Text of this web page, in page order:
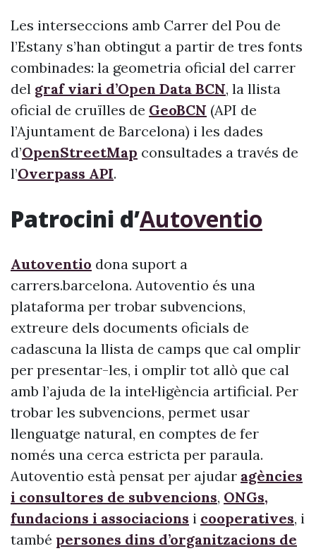
Les interseccions amb Carrer del Pou de
l’Estany s’han obtingut a partir de tres fonts
combinades: la geometria oficial del carrer
del graf viari d’Open Data BCN, la llista
oficial de cruïlles de GeoBCN (API de
l’Ajuntament de Barcelona) i les dades
d’OpenStreetMap consultades a través de
l’Overpass API.
Patrocini d’Autoventio
Autoventio dona suport a
carrers.barcelona. Autoventio és una
plataforma per trobar subvencions,
extreure dels documents oficials de
cadascuna la llista de camps que cal omplir
per presentar-les, i omplir tot allò que cal
amb l’ajuda de la intel·ligència artificial. Per
trobar les subvencions, permet usar
llenguatge natural, en comptes de fer
només una cerca estricta per paraula.
Autoventio està pensat per ajudar agències
i consultores de subvencions, ONGs,
fundacions i associacions i cooperatives, i
també persones dins d’organitzacions de